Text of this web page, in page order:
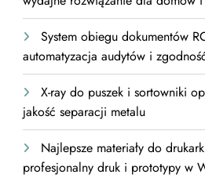
System obiegu dokumentów
automatyzacja audytów i
X-ray do puszek i sortowniki
jakość separacji metalu
Najlepsze materiały do
profesjonalny druk i prototypy w